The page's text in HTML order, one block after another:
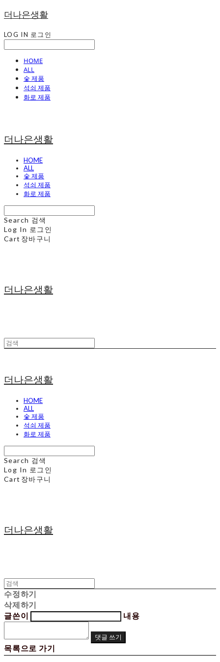
더나은생활
LOG IN 로그인
HOME
ALL
숯 제품
석쇠 제품
화로 제품
더나은생활
HOME
ALL
숯 제품
석쇠 제품
화로 제품
Search 검색
Log In 로그인
Cart 장바구니
더나은생활
더나은생활
HOME
ALL
숯 제품
석쇠 제품
화로 제품
Search 검색
Log In 로그인
Cart 장바구니
더나은생활
수정하기
삭제하기
글쓴이
내용
댓글 쓰기
목록으로 가기